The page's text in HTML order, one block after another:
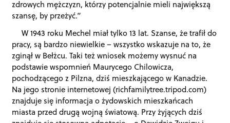
zdrowych mężczyzn, którzy potencjalnie mieli największą
szansę, by przeżyć.”
W 1943 roku Mechel miał tylko 13 lat. Szanse, że trafił do
pracy, są bardzo niewielkie – wszystko wskazuje na to, że
zginął w Bełżcu. Taki też wniosek możemy wysnuć na
podstawie wspomnień Maurycego Chilowicza,
pochodzącego z Pilzna, dziś mieszkającego w Kanadzie.
Na jego stronie internetowej (richfamilytree.tripod.com)
znajduje się informacja o żydowskich mieszkańcach
miasta przed drugą wojną światową. Przy żyjących dziś